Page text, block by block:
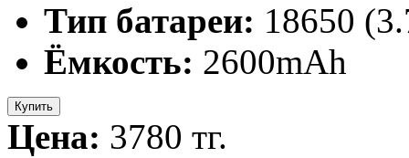
Тип батареи: 18650
Ёмкость: 2600mAh
Купить
Цена: 3780 тг.